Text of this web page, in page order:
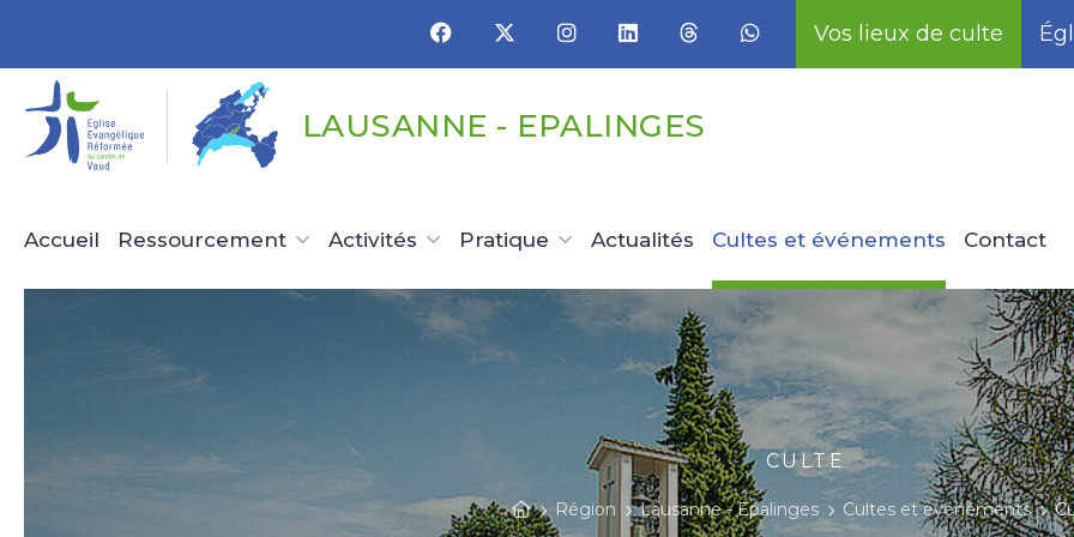
Vos lieux de culte
LAUSANNE - EPALINGES
Accueil Ressourcement Activités Pratique Actualités Cultes et événements Contact
CULTE
Région Lausanne - Epalinges Cultes et événements